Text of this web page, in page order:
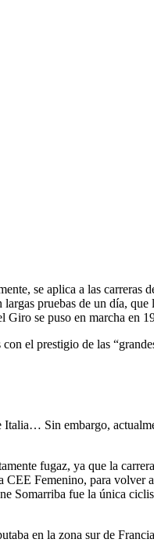
se aplica a las carreras
largas pruebas de un día,
se puso en marcha en
el prestigio de las
Sin embargo,
fugaz, ya que la
Femenino, para
Somarriba fue la única
en la zona sur de